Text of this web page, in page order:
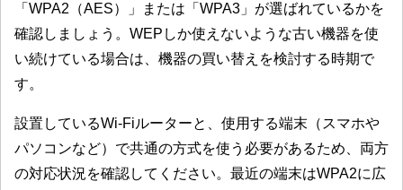
「WPA2（AES）」または「WPA3」が選ばれているかを
確認しましょう。WEPしか使えないような古い機器を使
い続けている場合は、機器の買い替えを検討する時期で
す。
設置しているWi-Fiルーターと、使用する端末（スマホや
パソコンなど）で共通の方式を使う必要があるため、両方
の対応状況を確認してください。最近の端末はWPA2に広